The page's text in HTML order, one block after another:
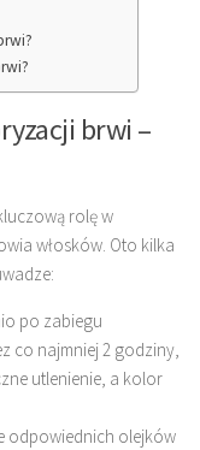
brwi –
rolę w
włosków. Oto kilka
po zabiegu
co najmniej 2 godziny,
utlenienie, a kolor
odpowiednich olejków